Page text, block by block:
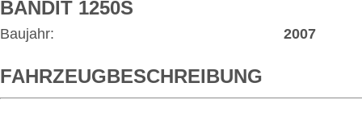
BANDIT 1250S
Baujahr: 2007
FAHRZEUGBESCHREIBUNG